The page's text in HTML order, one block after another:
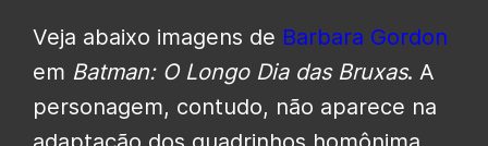
Veja abaixo imagens de Barbara Gordon
em Batman: O Longo Dia das Bruxas. A
personagem, contudo, não aparece na